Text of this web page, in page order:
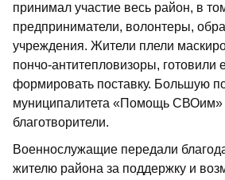
принимал участие весь район, в
предприниматели, волонтеры,
учреждения. Жители плели
пончо-антитепловизоры, готовили
формировать поставку. Большую
муниципалитета «Помощь СВОим»
благотворители.
Военнослужащие передали
жителю района за поддержку и